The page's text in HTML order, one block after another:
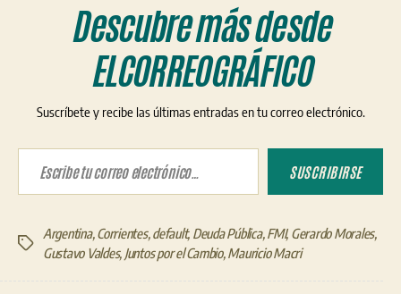
Descubre más desde
ELCORREOGRÁFICO
Suscríbete y recibe las últimas entradas en tu correo electrónico.
Escribe tu correo electrónico…
SUSCRIBIRSE
Etiquetas
Argentina,Corrientes,default, Deuda Pública,FMI, Gerardo Morales,
Gustavo Valdes, Juntos por el Cambio,Mauricio Macri